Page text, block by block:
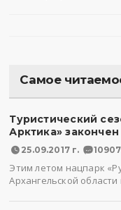
Самое
Туристический
Арктика» закончен
25.09.2017 г.
Этим летом нацпарк
Архангельской